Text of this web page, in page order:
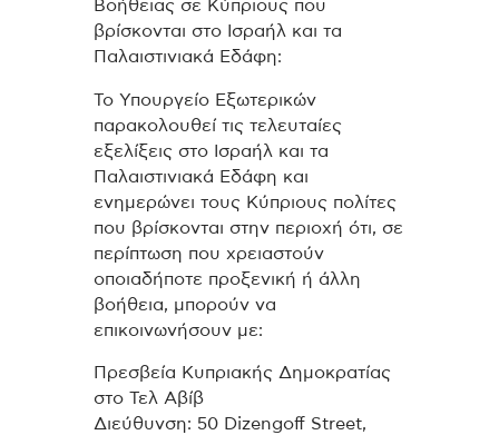
Βοήθειας σε Κύπριους που
βρίσκονται στο Ισραήλ και τα
Παλαιστινιακά Εδάφη:
Το Υπουργείο Εξωτερικών
παρακολουθεί τις τελευταίες
εξελίξεις στο Ισραήλ και τα
Παλαιστινιακά Εδάφη και
ενημερώνει τους Κύπριους πολίτες
που βρίσκονται στην περιοχή ότι, σε
περίπτωση που χρειαστούν
οποιαδήποτε προξενική ή άλλη
βοήθεια, μπορούν να
επικοινωνήσουν με:
Πρεσβεία Κυπριακής Δημοκρατίας
στο Τελ Αβίβ
Διεύθυνση: 50 Dizengoff Street,